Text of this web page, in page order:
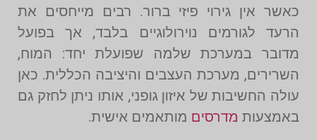
כאשר אין גירוי פיזי ברור. רבים מייחסים את
הרעד לגורמים נוירולוגיים בלבד, אך בפועל
מדובר במערכת שלמה שפועלת יחד: המוח,
השרירים, מערכת העצבים והיציבה הכללית. כאן
עולה החשיבות של איזון גופני, אותו ניתן לחזק גם
באמצעות מדרסים מותאמים אישית.